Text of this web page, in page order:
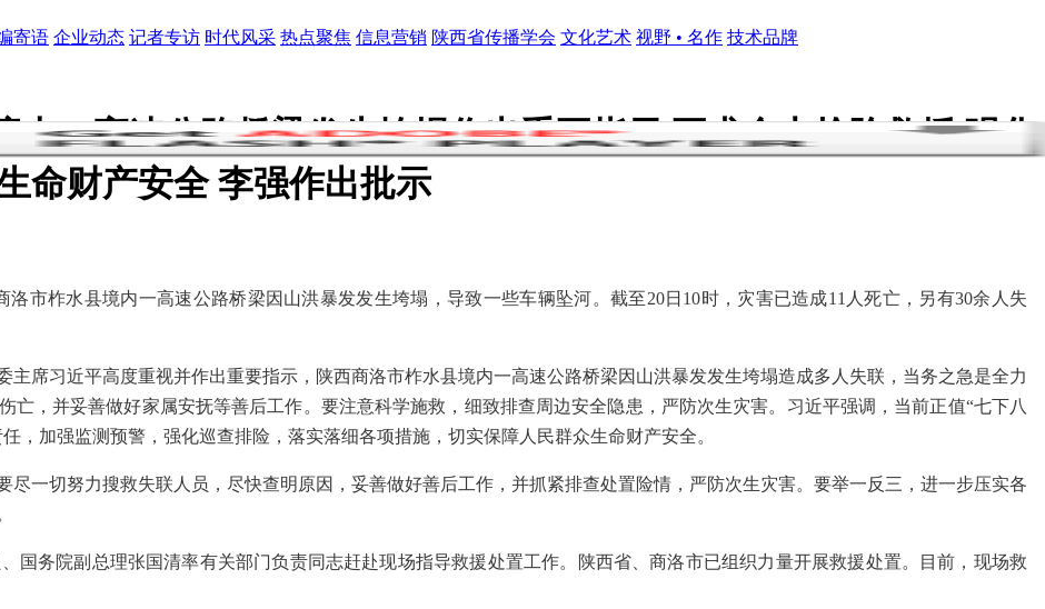
寄语 企业动态 记者专访 时代风采 热点聚焦 信息营销 陕西省传播学会 文化艺术 视野 • 名作 技术品牌
内一高速公路桥梁发生垮塌作出重要指示 要求全力抢险救援 强化
命财产安全 李强作出批示
洛市柞水县境内一高速公路桥梁因山洪暴发发生垮塌，导致一些车辆坠河。截至20日10时，灾害已造成11人死亡，另有30余人失
习近平高度重视并作出重要指示，陕西商洛市柞水县境内一高速公路桥梁因山洪暴发发生垮塌造成多人失联，当务之急是全力
亡，并妥善做好家属安抚等善后工作。要注意科学施救，细致排查周边安全隐患，严防次生灾害。习近平强调，当前正值“七下八
，加强监测预警，强化巡查排险，落实落细各项措施，切实保障人民群众生命财产安全。
切努力搜救失联人员，尽快查明原因，妥善做好善后工作，并抓紧排查处置险情，严防次生灾害。要举一反三，进一步压实各
务院副总理张国清率有关部门负责同志赶赴现场指导救援处置工作。陕西省、商洛市已组织力量开展救援处置。目前，现场救